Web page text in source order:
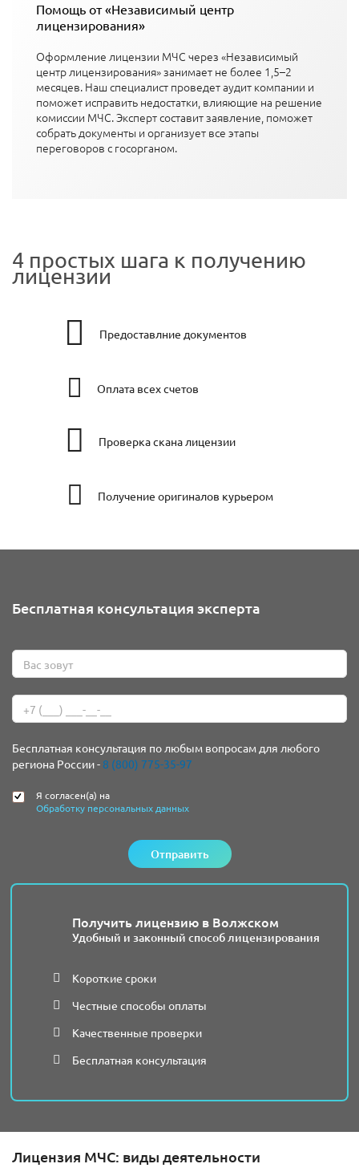
Помощь от «Независимый центр
лицензирования»
Оформление лицензии МЧС через «Независимый
центр лицензирования» занимает не более 1,5–2
месяцев. Наш специалист проведет аудит компании и
поможет исправить недостатки, влияющие на решение
комиссии МЧС. Эксперт составит заявление, поможет
собрать документы и организует все этапы
переговоров с госорганом.
4 простых шага к получению
лицензии
Предоставлние документов
Оплата всех счетов
Проверка скана лицензии
Получение оригиналов курьером
Бесплатная консультация эксперта
Бесплатная консультация по любым вопросам для любого
региона России - 8 (800) 775-35-97
Я согласен(а) на
Обработку персональных данных
Отправить
Получить лицензию в Волжском
Удобный и законный способ лицензирования
Короткие сроки
Честные способы оплаты
Качественные проверки
Бесплатная консультация
Лицензия МЧС: виды деятельности